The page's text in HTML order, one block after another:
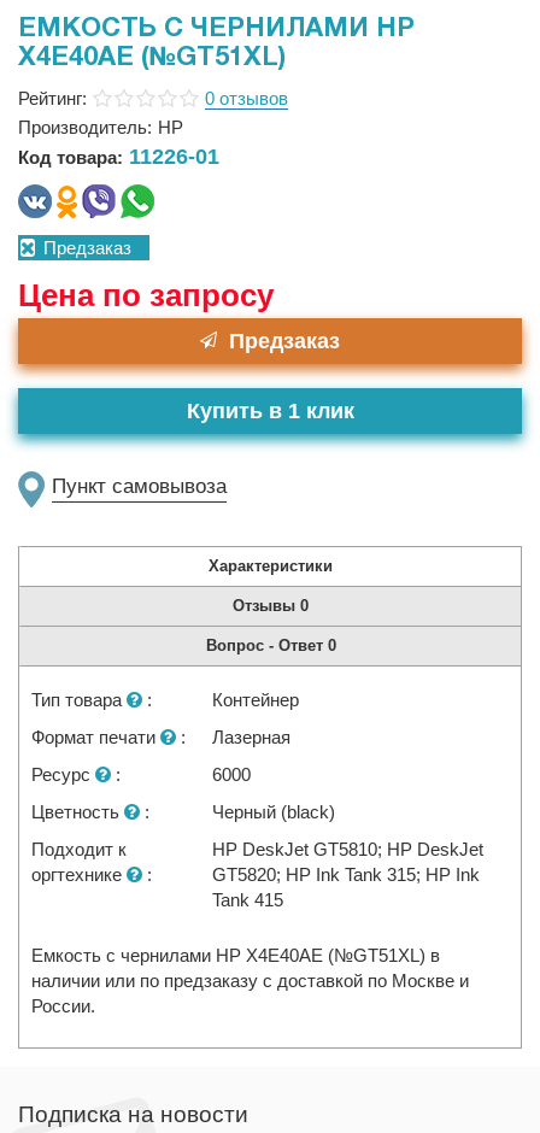
ЕМКОСТЬ С ЧЕРНИЛАМИ HP
X4E40AE (№GT51XL)
Рейтинг:
0 отзывов
Производитель: HP
Код товара: 11226-01
Предзаказ
Цена по запросу
Предзаказ
Пункт самовывоза
Купить в 1 клик
Характеристики
Отзывы 0
Вопрос - Ответ 0
Тип товара :
Контейнер
Формат печати
:
Лазерная
Ресурс
:
6000
Цветность
:
Черный (black)
Подходит к
оргтехнике
:
HP DeskJet GT5810; HP DeskJet
GT5820; HP Ink Tank 315; HP Ink
Tank 415
Емкость с чернилами HP X4E40AE (№GT51XL) в
наличии или по предзаказу с доставкой по Москве и
России.
Подписка на новости